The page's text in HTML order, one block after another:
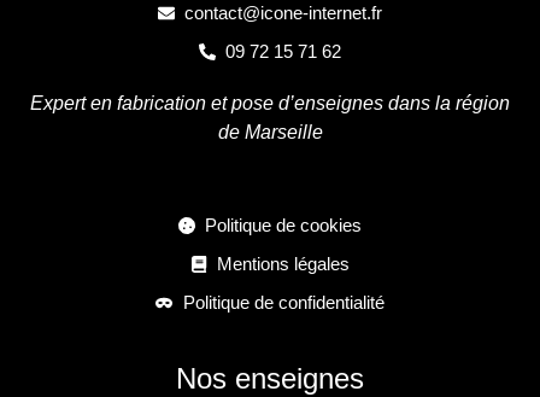
contact@icone-internet.fr
09 72 15 71 62
Expert en fabrication et pose d’enseignes dans la région
de Marseille
Politique de cookies
Mentions légales
Politique de confidentialité
Nos enseignes